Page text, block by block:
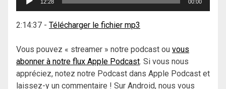
12:28 00:00
2:14:37 - Télécharger le fichier mp3
Vous pouvez « streamer » notre podcast ou vous
abonner à notre flux Apple Podcast. Si vous nous
appréciez, notez notre Podcast dans Apple Podcast et
laissez-y un commentaire ! Sur Android, nous vous